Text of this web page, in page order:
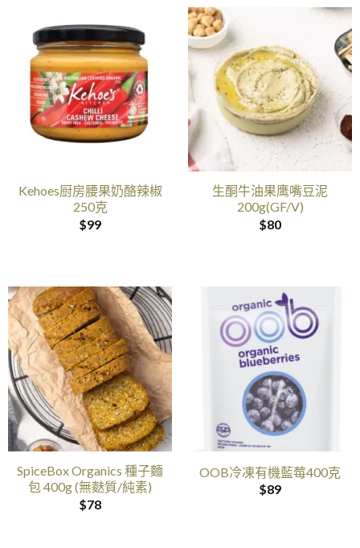
Kehoes厨房腰果奶酪辣椒
250克
$99
生酮牛油果鹰嘴豆泥
200g(GF/V)
$80
SpiceBox Organics 種子麵
包 400g (無麩質/純素)
$78
OOB冷凍有機藍莓400克
$89